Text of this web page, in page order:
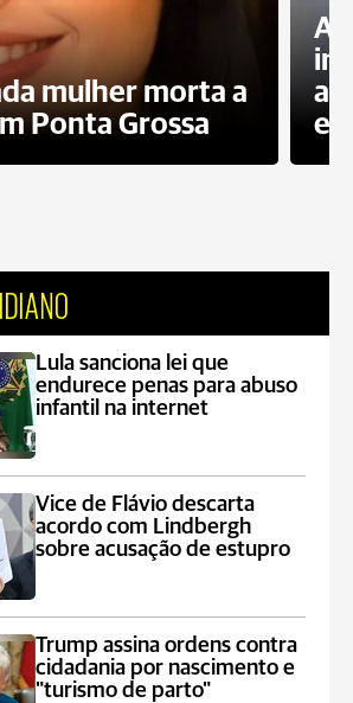
mulher morta a
Ponta Grossa
Lula sanciona lei que
endurece penas para abuso
infantil na internet
Vice de Flávio descarta
acordo com Lindbergh
sobre acusação de estupro
Trump assina ordens contra
cidadania por nascimento e
"turismo de parto"